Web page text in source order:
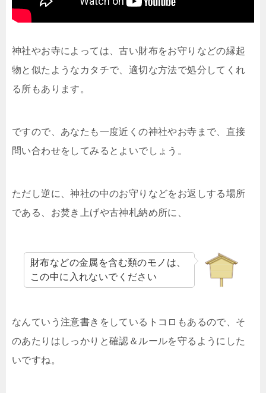
神社やお寺によっては、古い財布をお守りなどの縁起
物と似たようなカタチで、適切な方法で処分してくれ
る所もあります。
ですので、あなたも一度近くの神社やお寺まで、直接
問い合わせをしてみるとよいでしょう。
ただし逆に、神社の中のお守りなどをお返しする場所
である、お焚き上げや古神札納め所に、
財布などの金属を含む類のモノは、
この中に入れないでください
なんていう注意書きをしているトコロもあるので、そ
のあたりはしっかりと確認＆ルールを守るようにした
いですね。